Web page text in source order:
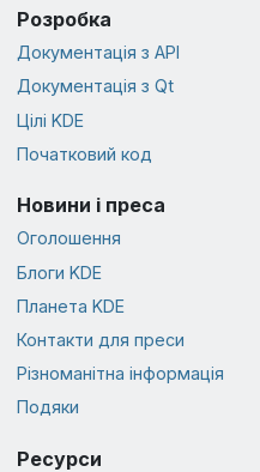
Розробка
Документація з API
Документація з Qt
Цілі KDE
Початковий код
Новини і преса
Оголошення
Блоги KDE
Планета KDE
Контакти для преси
Різноманітна інформація
Подяки
Ресурси